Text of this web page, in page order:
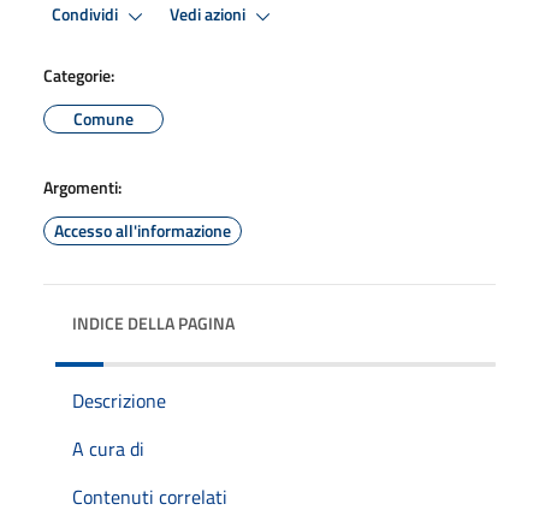
Condividi Vedi azioni
Categorie:
Comune
Argomenti:
Accesso all'informazione
INDICE DELLA PAGINA
Descrizione
A cura di
Contenuti correlati